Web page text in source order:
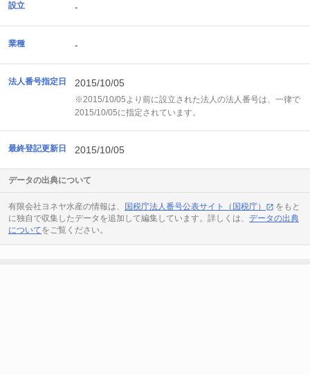
設立 -
業種 -
法人番号指定日 2015/10/05
※2015/10/05より前に設立された法人の法人番号は、一律で
2015/10/05に指定されています。
最終登記更新日 2015/10/05
データの出典について
有限会社ヨネヤ水産の情報は、 国税庁法人番号公表サイト（国税庁）
をもと
に独自で収集したデータを追加して編集しています。詳しくは、 データの出典
についてをご覧ください。